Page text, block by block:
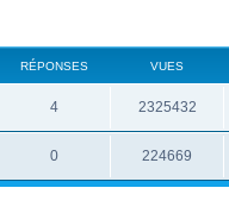
RÉPONSES VUES
4 2325432
0 224669